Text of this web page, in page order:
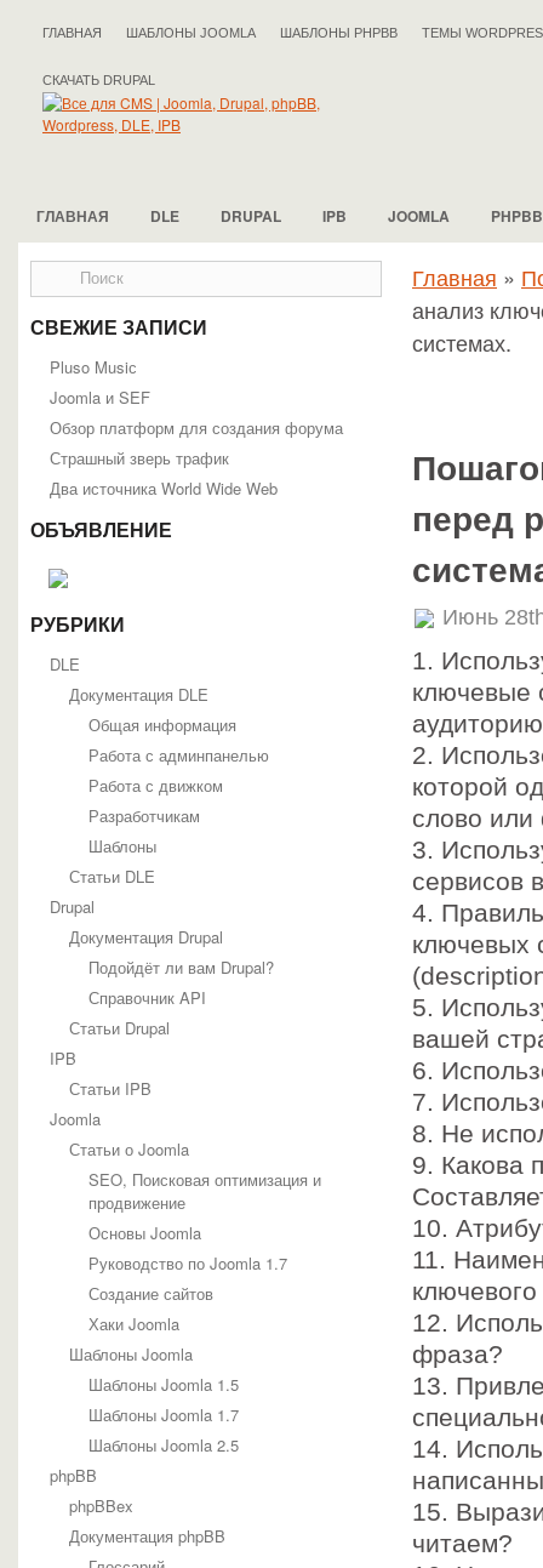
ГЛАВНАЯ ШАБЛОНЫ JOOMLA ШАБЛОНЫ PHPBB ТЕМЫ
СКАЧАТЬ DRUPAL
ГЛАВНАЯ DLE DRUPAL IPB JOOMLA PHPBB
СВЕЖИЕ ЗАПИСИ
Pluso Musiс
Joomla и SEF
Обзор платформ для создания форума
Страшный зверь трафик
Два источника World Wide Web
ОБЪЯВЛЕНИЕ
РУБРИКИ
DLE
Документация DLE
Общая информация
Работа с админпанелью
Работа с движком
Разработчикам
Шаблоны
Статьи DLE
Drupal
Документация Drupal
Подойдёт ли вам Drupal?
Справочник API
Статьи Drupal
IPB
Статьи IPB
Joomla
Статьи о Joomla
SEO, Поисковая оптимизация и
продвижение
Основы Joomla
Руководство по Joomla 1.7
Создание сайтов
Хаки Joomla
Шаблоны Joomla
Шаблоны Joomla 1.5
Шаблоны Joomla 1.7
Шаблоны Joomla 2.5
phpBB
phpBBex
Документация phpBB
Главная »
анализ
системах.
перед
Июнь
1.
ключевые
2.
которой
слово
3.
сервисов
4.
ключевых
5.
вашей
6.
7.
8. Не
9. Какова
10.
11.
12.
фраза?
13.
14.
15.
читаем?